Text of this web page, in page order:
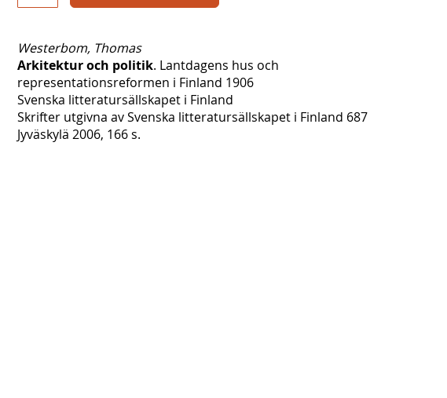
Westerbom, Thomas
Arkitektur och politik. Lantdagens hus och
representationsreformen i Finland 1906
Svenska litteratursällskapet i Finland
Skrifter utgivna av Svenska litteratursällskapet i Finland 687
Jyväskylä 2006, 166 s.